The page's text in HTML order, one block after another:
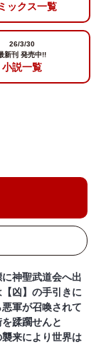
ックス一覧
26/3/30
新刊 発売中!!
小説一覧
神聖武道会へ出
凶】の手引きに
軍が召喚されて
蹂躙せんと
来により世界は